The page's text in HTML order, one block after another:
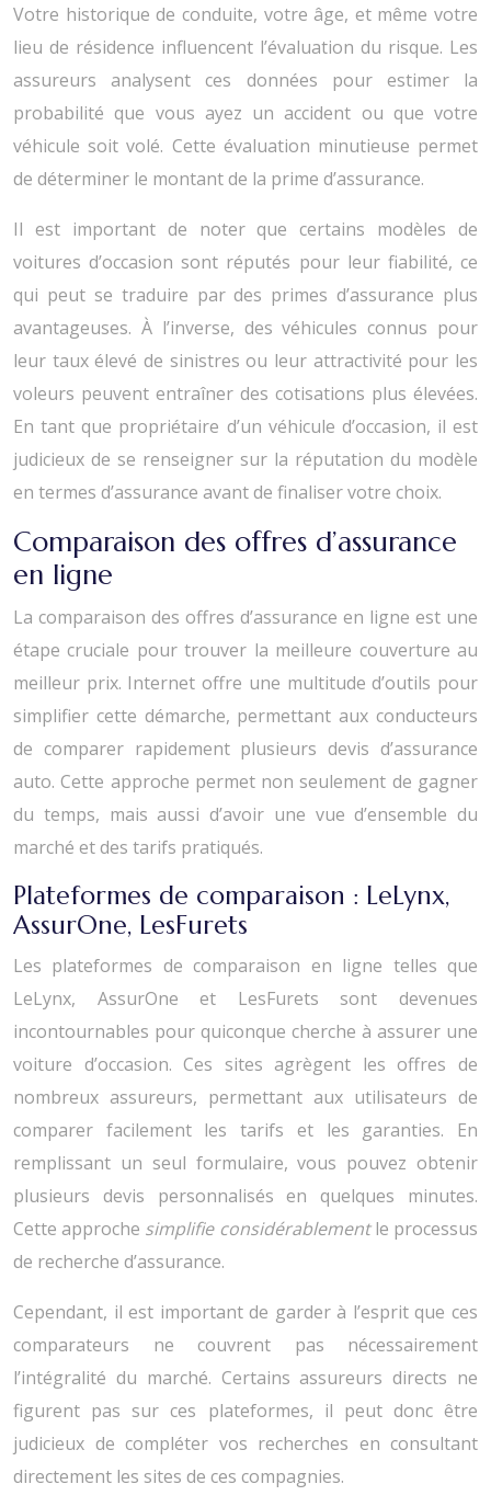
Votre historique de conduite, votre âge, et même votre
lieu de résidence influencent l’évaluation du risque. Les
assureurs analysent ces données pour estimer la
probabilité que vous ayez un accident ou que votre
véhicule soit volé. Cette évaluation minutieuse permet
de déterminer le montant de la prime d’assurance.
Il est important de noter que certains modèles de
voitures d’occasion sont réputés pour leur fiabilité, ce
qui peut se traduire par des primes d’assurance plus
avantageuses. À l’inverse, des véhicules connus pour
leur taux élevé de sinistres ou leur attractivité pour les
voleurs peuvent entraîner des cotisations plus élevées.
En tant que propriétaire d’un véhicule d’occasion, il est
judicieux de se renseigner sur la réputation du modèle
en termes d’assurance avant de finaliser votre choix.
Comparaison des offres d’assurance
en ligne
La comparaison des offres d’assurance en ligne est une
étape cruciale pour trouver la meilleure couverture au
meilleur prix. Internet offre une multitude d’outils pour
simplifier cette démarche, permettant aux conducteurs
de comparer rapidement plusieurs devis d’assurance
auto. Cette approche permet non seulement de gagner
du temps, mais aussi d’avoir une vue d’ensemble du
marché et des tarifs pratiqués.
Plateformes de comparaison : LeLynx,
AssurOne, LesFurets
Les plateformes de comparaison en ligne telles que
LeLynx, AssurOne et LesFurets sont devenues
incontournables pour quiconque cherche à assurer une
voiture d’occasion. Ces sites agrègent les offres de
nombreux assureurs, permettant aux utilisateurs de
comparer facilement les tarifs et les garanties. En
remplissant un seul formulaire, vous pouvez obtenir
plusieurs devis personnalisés en quelques minutes.
Cette approche simplifie considérablementle processus
de recherche d’assurance.
Cependant, il est important de garder à l’esprit que ces
comparateurs ne couvrent pas nécessairement
l’intégralité du marché. Certains assureurs directs ne
figurent pas sur ces plateformes, il peut donc être
judicieux de compléter vos recherches en consultant
directement les sites de ces compagnies.